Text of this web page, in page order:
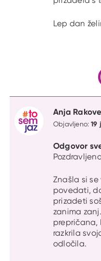
Lep dan
Anja
Objavljeno:19
Odgovor
Znašla si
povedati,
prizadeti
zanima
prepričana,
razkrila
odločila.